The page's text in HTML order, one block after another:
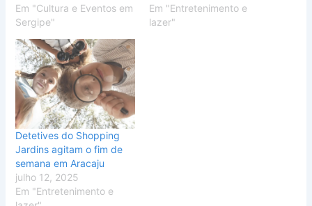
Em "Cultura e Eventos em
Sergipe"
Em "Entretenimento e
lazer"
Detetives do Shopping
Jardins agitam o fim de
semana em Aracaju
julho 12, 2025
Em "Entretenimento e